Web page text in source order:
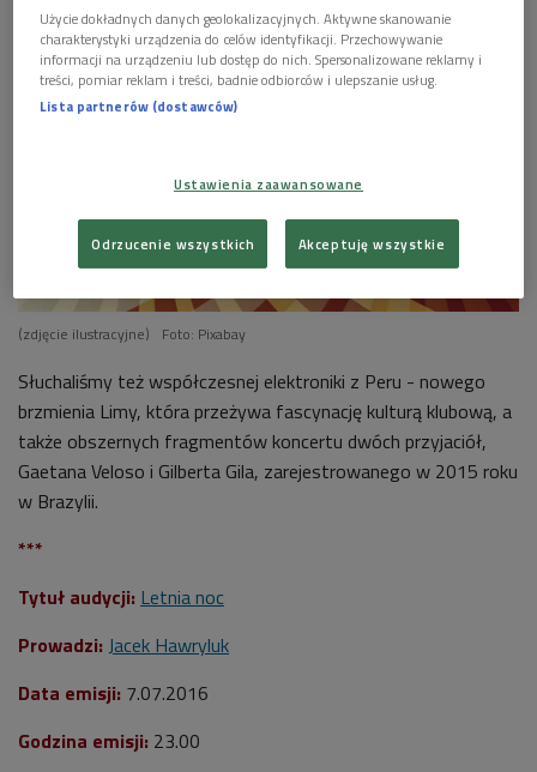
(zdjęcie ilustracyjne) Foto: Pixabay
Słuchaliśmy też współczesnej elektroniki z Peru - nowego
brzmienia Limy, która przeżywa fascynację kulturą klubową, a
także obszernych fragmentów koncertu dwóch przyjaciół,
Gaetana Veloso i Gilberta Gila, zarejestrowanego w 2015 roku
w Brazylii.
***
Tytuł audycji: Letnia noc
Prowadzi: Jacek Hawryluk
Data emisji: 7.07.2016
Godzina emisji: 23.00
Użycie dokładnych danych geolokalizacyjnych. Aktywne skanowanie
charakterystyki urządzenia do celów identyfikacji. Przechowywanie
informacji na urządzeniu lub dostęp do nich. Spersonalizowane reklamy i
treści, pomiar reklam i treści, badnie odbiorców i ulepszanie usług.
Lista partnerów (dostawców)
Ustawienia zaawansowane
Odrzucenie wszystkich Akceptuję wszystkie